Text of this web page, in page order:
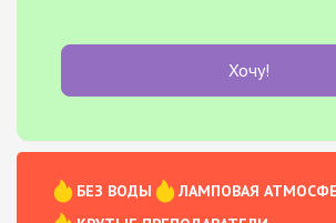
Хочу!
БЕЗ ВОДЫ
ЛАМПОВАЯ